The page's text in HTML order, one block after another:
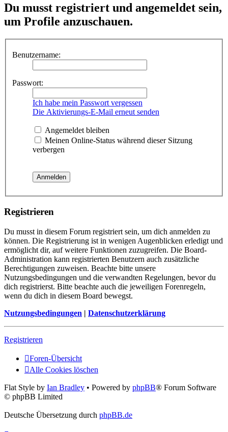
Du musst registriert und angemeldet sein,
um Profile anzuschauen.
Benutzername:
Passwort:
Ich habe mein Passwort vergessen
Die Aktivierungs-E-Mail erneut senden
Angemeldet bleiben
Meinen Online-Status während dieser Sitzung
verbergen
Registrieren
Du musst in diesem Forum registriert sein, um dich anmelden zu
können. Die Registrierung ist in wenigen Augenblicken erledigt und
ermöglicht dir, auf weitere Funktionen zuzugreifen. Die Board-
Administration kann registrierten Benutzern auch zusätzliche
Berechtigungen zuweisen. Beachte bitte unsere
Nutzungsbedingungen und die verwandten Regelungen, bevor du
dich registrierst. Bitte beachte auch die jeweiligen Forenregeln,
wenn du dich in diesem Board bewegst.
Nutzungsbedingungen | Datenschutzerklärung
Registrieren
Foren-Übersicht
Alle Cookies löschen
Flat Style by Ian Bradley • Powered by phpBB® Forum Software
© phpBB Limited
Deutsche Übersetzung durch phpBB.de